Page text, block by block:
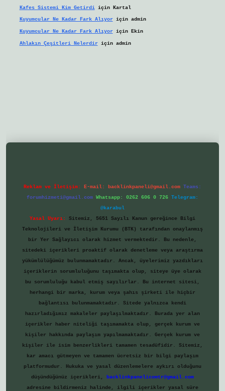
Kafes Sistemi Kim Getirdiiçin Kartal
Kuyumcular Ne Kadar Fark Alıyoriçin admin
Kuyumcular Ne Kadar Fark Alıyoriçin Ekin
Ahlakın Çeşitleri Nelerdiriçin admin
Reklam ve İletişim: E-mail: backlinkpaneli@gmail.com Teams:
forumhizmeti@gmail.com Whatsapp: 0262 606 0 726 Telegram:
@karabul
Yasal Uyarı:
Sitemiz, 5651 Sayılı Kanun gereğince Bilgi
Teknolojileri ve İletişim Kurumu (BTK) tarafından onaylanmış
bir Yer Sağlayıcı olarak hizmet vermektedir. Bu nedenle,
sitedeki içerikleri proaktif olarak denetleme veya araştırma
yükümlülüğümüz bulunmamaktadır. Ancak, üyelerimiz yazdıkları
içeriklerin sorumluluğunu taşımakta olup, siteye üye olarak
bu sorumluluğu kabul etmiş sayılırlar. Bu internet sitesi,
herhangi bir marka, kurum veya şahıs şirketi ile hiçbir
bağlantısı bulunmamaktadır. Sitede yalnızca kendi
hazırladığımız makaleler paylaşılmaktadır. Burada yer alan
içerikler haber niteliği taşımamakta olup, gerçek kurum ve
kişiler hakkında paylaşım yapılmamaktadır. Gerçek kurum ve
kişiler ile isim benzerlikleri tamamen tesadüfidir. Sitemiz,
kar amacı gütmeyen ve tamamen ücretsiz bir bilgi paylaşım
platformudur. Hukuka ve yasal düzenlemelere aykırı olduğunu
düşündüğünüz içerikleri,
backlinkpanelicomtr@gmail.com
adresine bildirmeniz halinde, ilgili içerikler yasal süre